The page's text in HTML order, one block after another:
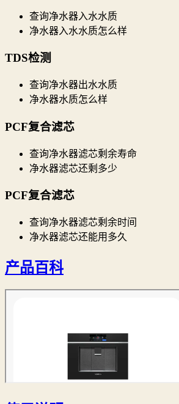
查询净水器入水水质
净水器入水水质怎么样
TDS检测
查询净水器出水水质
净水器水质怎么样
PCF复合滤芯
查询净水器滤芯剩余寿命
净水器滤芯还剩多少
PCF复合滤芯
查询净水器滤芯剩余时间
净水器滤芯还能用多久
产品百科